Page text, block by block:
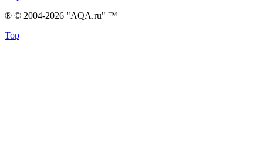
® © 2004-2026 "AQA.ru" ™
Top